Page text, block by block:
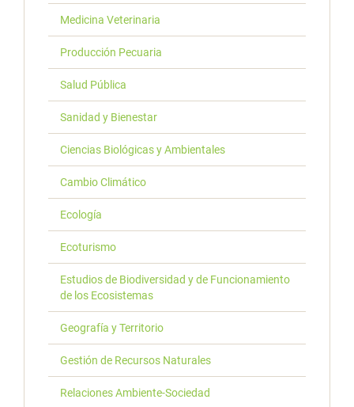
Medicina Veterinaria
Producción Pecuaria
Salud Pública
Sanidad y Bienestar
Ciencias Biológicas y Ambientales
Cambio Climático
Ecología
Ecoturismo
Estudios de Biodiversidad y de Funcionamiento
de los Ecosistemas
Geografía y Territorio
Gestión de Recursos Naturales
Relaciones Ambiente-Sociedad